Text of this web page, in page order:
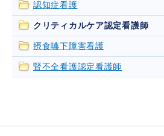
認知症看護
クリティカルケア認定看護師
摂食嚥下障害看護
腎不全看護認定看護師